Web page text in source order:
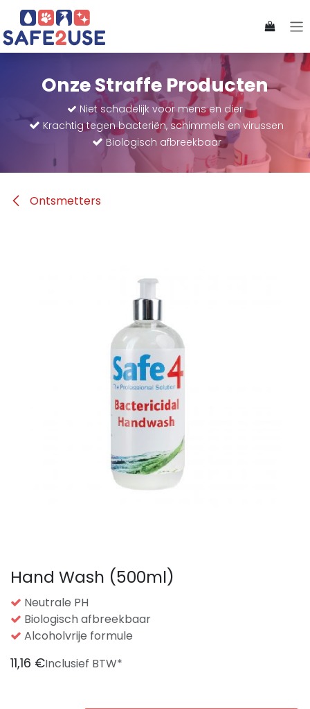
Overslaan naar inhoud
Onze Straffe Producten
​Niet schadelijk voor mens en dier
Krachtig tegen bacteriën, schimmels en virussen
Biologisch afbreekbaar
Ontsmetters
Hand Wash (500ml)
Neutrale PH
Biologisch afbreekbaar
Alcoholvrije formule
11,16 €Inclusief BTW*